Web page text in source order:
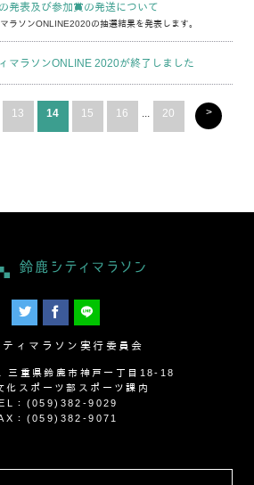
発表及び参加賞の発送について
ラソンONLINE2020の抽選結果を発表します。
マラソンONLINE 2020が終了しました
13 14 15 16 ... 20 >
ィマラソン実行委員会
三重県鈴鹿市神戸一丁目18-18
化スポーツ部スポーツ課内
：(059)382-9029
：(059)382-9071